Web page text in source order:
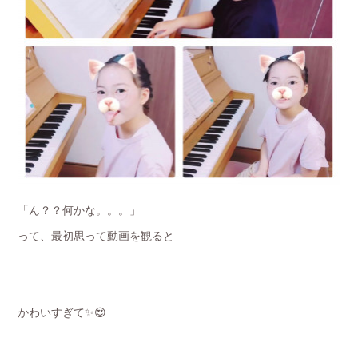
「ん？？何かな。。。」
って、最初思って動画を観ると
かわいすぎて✨😍